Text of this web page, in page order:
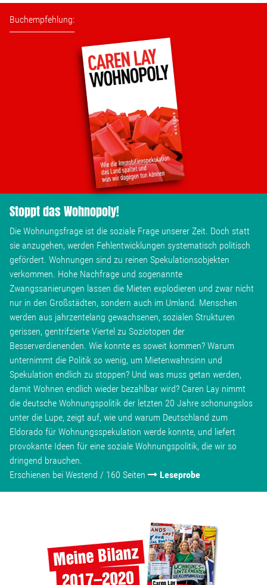
Buchempfehlung:
Stoppt das Wohnopoly!
Die Wohnungsfrage ist die soziale Frage unserer Zeit. Doch statt
sie anzugehen, werden Fehlentwicklungen systematisch politisch
gefördert. Wohnungen sind zu reinen Spekulationsobjekten
verkommen. Hohe Nachfrage und sogenannte
Zwangssanierungen lassen die Mieten explodieren und zwar nicht
nur in den Großstädten, sondern auch im Umland. Menschen
werden aus jahrzentelang gewachsenen, sozialen Strukturen
gerissen, gentrifzierte Viertel zu Soziotopen der
Besserverdienenden. Wie konnte es soweit kommen? Warum
unternimmt die Politik so wenig, um Mietenwahnsinn und
Spekulation endlich zu stoppen? Und was muss getan werden,
damit Wohnen endlich wieder bezahlbar wird? Caren Lay nimmt
die deutsche Wohnungspolitik der letzten 20 Jahre schonungslos
unter die Lupe, zeigt auf, wie und warum Deutschland zum
Eldorado für Wohnungsspekulation werde konnte, und liefert
provokante Ideen für eine soziale Wohnungspolitik, die wir so
dringend brauchen.
Erschienen bei Westend / 160 Seiten
Leseprobe